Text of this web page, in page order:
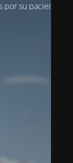
su paciencia!